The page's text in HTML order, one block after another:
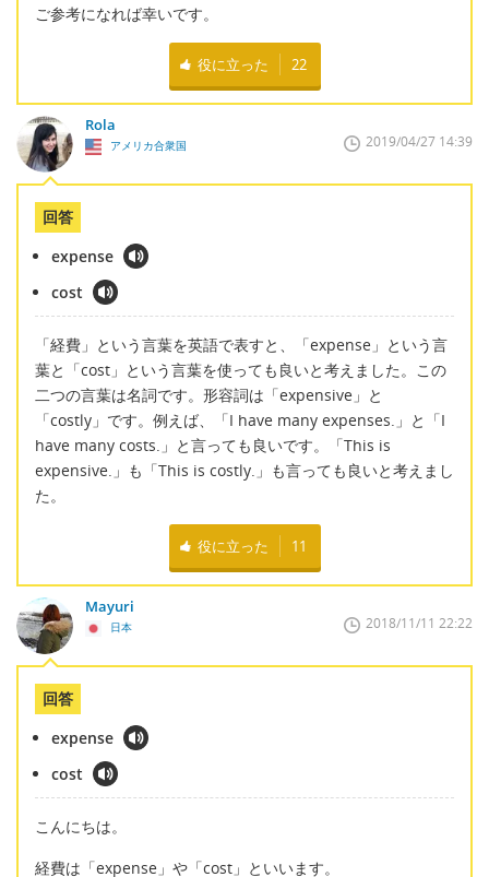
ご参考になれば幸いです。
役に立った 22
Rola
アメリカ合衆国 2019/04/27 14:39
回答
expense
cost
「経費」という言葉を英語で表すと、「expense」という言
葉と「cost」という言葉を使っても良いと考えました。この
二つの言葉は名詞です。形容詞は「expensive」と
「costly」です。例えば、「I have many expenses.」と「I
have many costs.」と言っても良いです。「This is
expensive.」も「This is costly.」も言っても良いと考えまし
た。
役に立った 11
Mayuri
日本 2018/11/11 22:22
回答
expense
cost
こんにちは。
経費は「expense」や「cost」といいます。